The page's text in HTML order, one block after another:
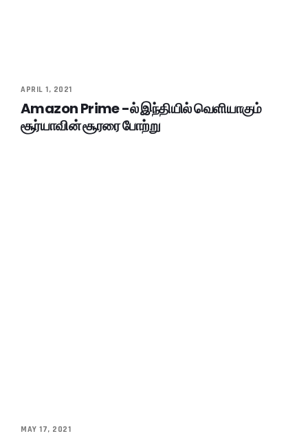
APRIL 1, 2021
Amazon Prime -ல் இந்தியில் வெளியாகும்
சூர்யாவின் சூரரை போற்று
MAY 17, 2021